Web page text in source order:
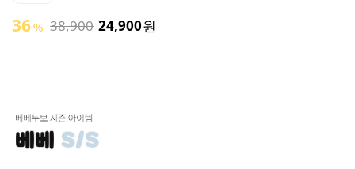
튜브로 폭신하고 활용도가 좋은 아기 의자 출시:)
49